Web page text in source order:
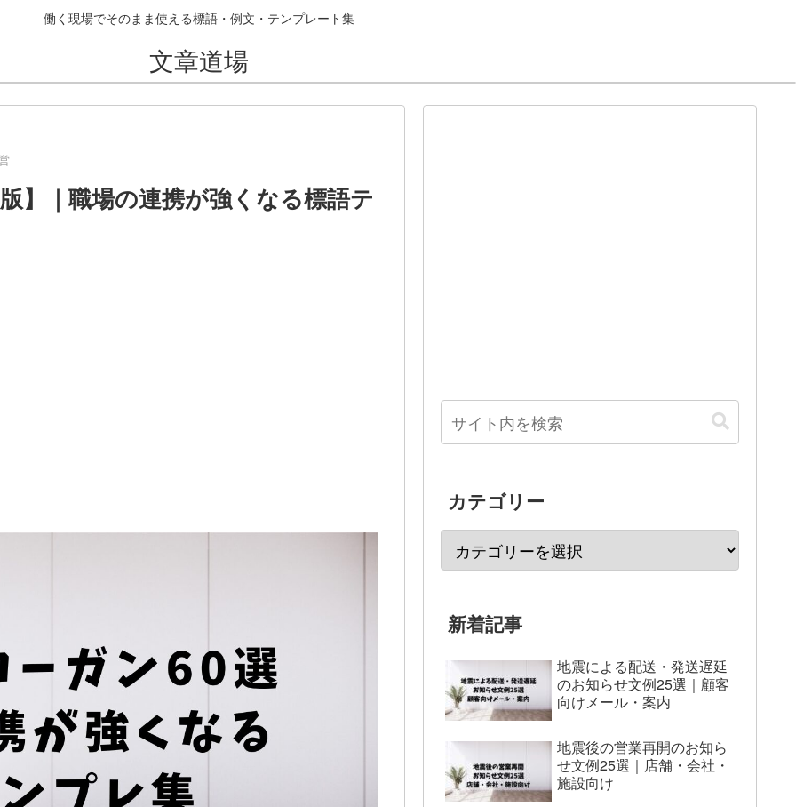
働く現場でそのまま使える標語・例文・テンプレート集
文章道場
】｜職場の連携が強くなる標語テ
カテゴリー
新着記事
地震による配送・発送遅延
のお知らせ文例25選｜顧客
向けメール・案内
地震後の営業再開のお知ら
せ文例25選｜店舗・会社・
施設向け